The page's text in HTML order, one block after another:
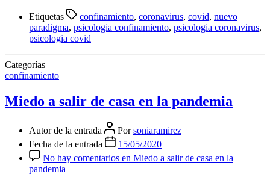
Etiquetas confinamiento, coronavirus, covid, nuevo
paradigma, psicologia confinamiento, psicologia coronavirus,
psicologia covid
Categorías
confinamiento
Miedo a salir de casa en la pandemia
Autor de la entrada Porsoniaramirez
Fecha de la entrada
15/05/2020
No hay comentarios en Miedo a salir de casa en la
pandemia